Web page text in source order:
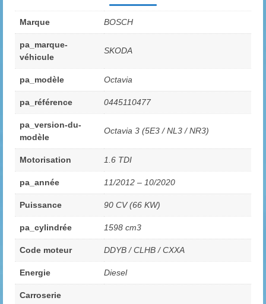
Marque BOSCH
pa_marque-
véhicule
SKODA
pa_modèle Octavia
pa_référence 0445110477
pa_version-du-
modèle
Octavia 3 (5E3 / NL3 / NR3)
Motorisation 1.6 TDI
pa_année 11/2012 – 10/2020
Puissance 90 CV (66 KW)
pa_cylindrée 1598 cm3
Code moteur DDYB / CLHB / CXXA
Energie Diesel
Carroserie